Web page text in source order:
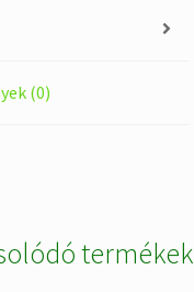
(0)
termékek